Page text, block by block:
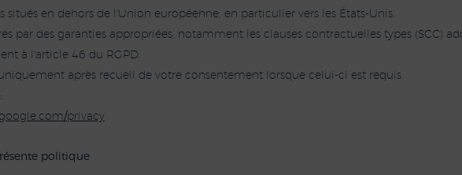
situés en dehors de l'Union européenne, en particulier vers les États-Unis.
par des garanties appropriées, notamment les clauses contractuelles types (SCC)
à l'article 46 du RGPD.
après recueil de votre consentement lorsque celui-ci est requis.
privacy
politique